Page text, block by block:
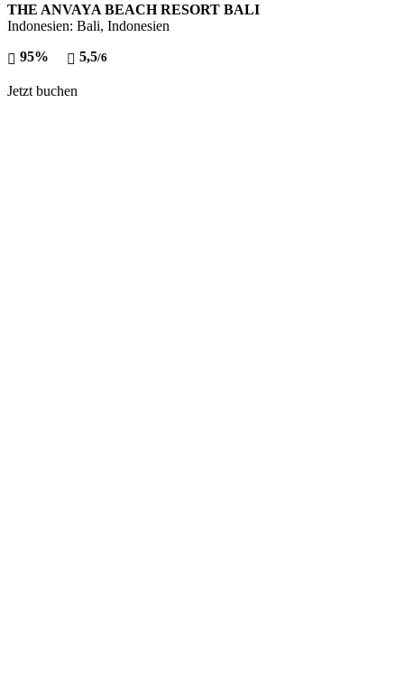
THE ANVAYA BEACH RESORT BALI
Indonesien: Bali, Indonesien
95%
5,5/6
Jetzt buchen